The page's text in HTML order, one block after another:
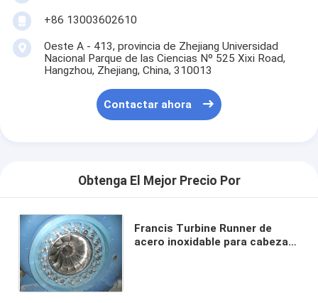
+86 13003602610
Oeste A - 413, provincia de Zhejiang Universidad
Nacional Parque de las Ciencias Nº 525 Xixi Road,
Hangzhou, Zhejiang, China, 310013
Contactar ahora
Obtenga El Mejor Precio Por
Francis Turbine Runner de
acero inoxidable para cabeza